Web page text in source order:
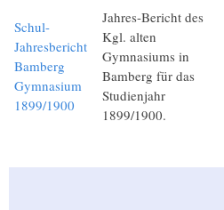
Schul-
Jahresbericht
Bamberg
Gymnasium
1899/1900
Jahres-Bericht des
Kgl. alten
Gymnasiums in
Bamberg für das
Studienjahr
1899/1900.